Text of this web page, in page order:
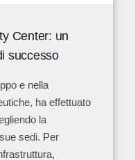
Center: un
successo
e nella
ha effettuato
la
sedi. Per